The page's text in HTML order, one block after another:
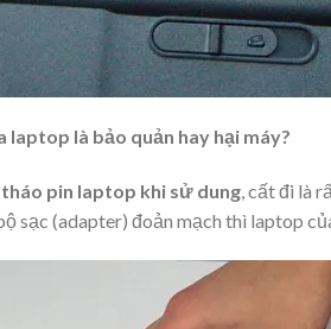
laptop là bảo quản hay hại máy?
tháo pin laptop khi sử dung, cất đi là
sạc (adapter) đoản mạch thì laptop